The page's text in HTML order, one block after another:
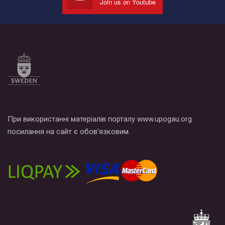
Все, что вам нужно сделать - это зайти на наш канал YouTube
по этой ссылке и поставить лайк под видео.
При використанні матеріалів порталу www.upogau.org
посилання на сайт є обов’язковим.